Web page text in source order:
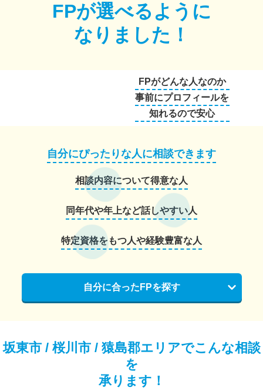
FPが選べるように
なりました！
FPがどんな人なのか
事前にプロフィールを
知れるので安心
自分にぴったりな人に相談できます
相談内容について得意な人
同年代や年上など話しやすい人
特定資格をもつ人や経験豊富な人
自分に合ったFPを探す
坂東市 / 桜川市 / 猿島郡エリアでこんな相談
を
承ります！